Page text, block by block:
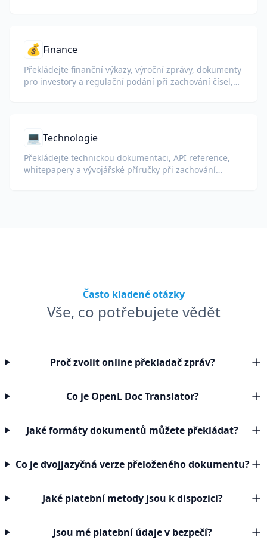
💰 Finance
Překládejte finanční výkazy, výroční zprávy, dokumenty
pro investory a regulační podání při zachování čísel,
💻 Technologie
Překládejte technickou dokumentaci, API reference,
whitepapery a vývojářské příručky při zachování
Často kladené otázky
Vše, co potřebujete vědět
Proč zvolit online překladač zpráv?
Co je OpenL Doc Translator?
Jaké formáty dokumentů můžete překládat?
Co je dvojjazyčná verze přeloženého dokumentu?
Jaké platební metody jsou k dispozici?
Jsou mé platební údaje v bezpečí?